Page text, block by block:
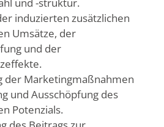
induzierten zusätzlichen
Umsätze, der
und der
der Marketingmaßnahmen
und Ausschöpfung des
Potenzials.